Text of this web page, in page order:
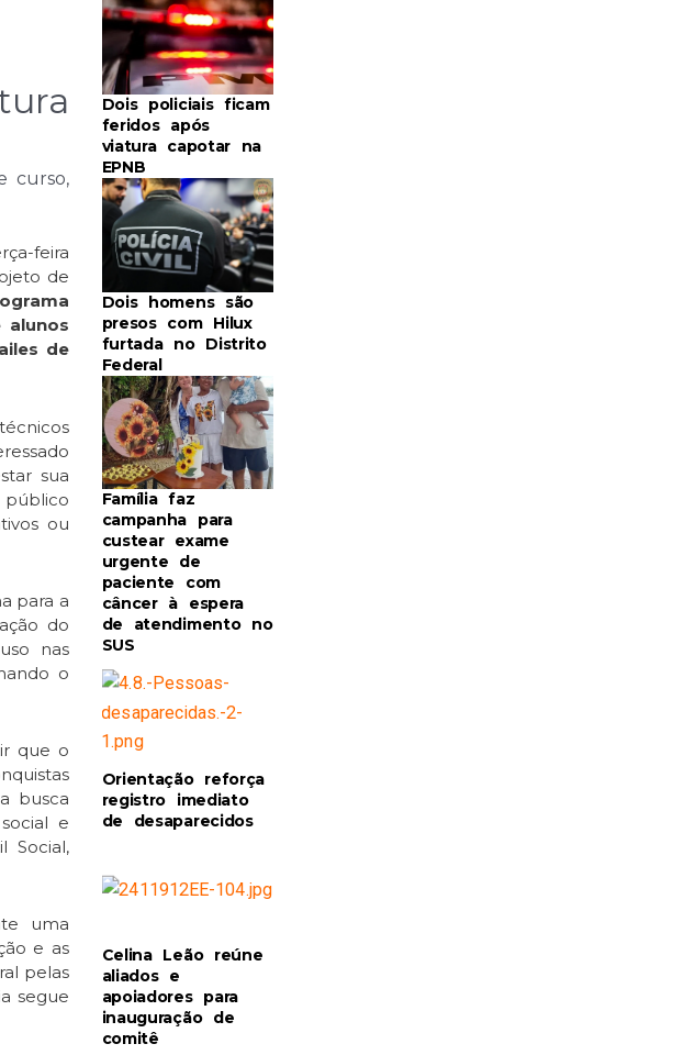
curso,
feira
de
alunos
de
sua
público
ou
para a
do
nas
o
que o
busca
e
Social,
uma
e as
pelas
segue
Dois policiais ficam
feridos após
viatura capotar na
EPNB
Dois homens são
presos com Hilux
furtada no Distrito
Federal
Família faz
campanha para
custear exame
urgente de
paciente com
câncer à espera
de atendimento no
SUS
Orientação reforça
registro imediato
de desaparecidos
Celina Leão reúne
aliados e
apoiadores para
inauguração de
comitê